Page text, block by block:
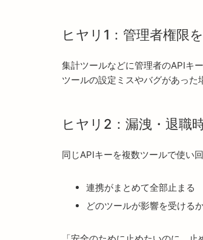
ヒヤリ1：管理者権限
集計ツールなどに管理者のAPIキ
ツールの設定ミスやバグがあった
ヒヤリ2：漏洩・退職
同じAPIキーを複数ツールで使い
連携がまとめて全部止まる
どのツールが影響を受ける